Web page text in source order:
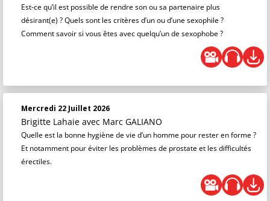
Est-ce qu’il est possible de rendre son ou sa partenaire plus
désirant(e) ? Quels sont les critères d’un ou d’une sexophile ?
Comment savoir si vous êtes avec quelqu’un de sexophobe ?
Mercredi 22 Juillet 2026
Brigitte Lahaie avec Marc GALIANO
Quelle est la bonne hygiène de vie d’un homme pour rester en forme ?
Et notamment pour éviter les problèmes de prostate et les difficultés
érectiles.